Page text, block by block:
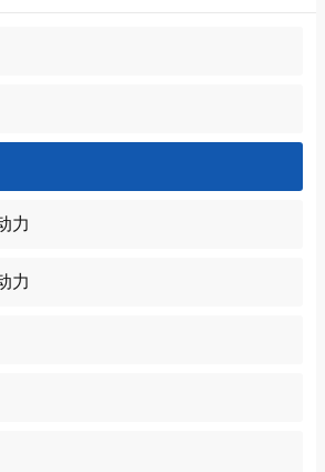
力
力